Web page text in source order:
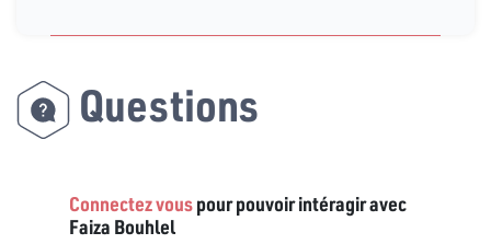
Questions
Connectez vouspour pouvoir intéragir avec
Faiza Bouhlel